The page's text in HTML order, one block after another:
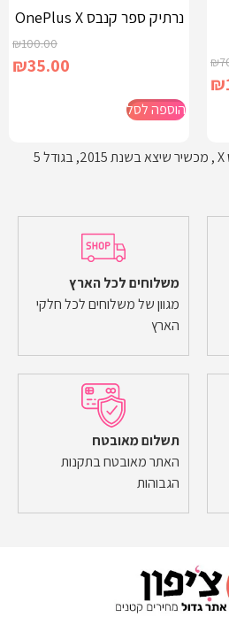
₪
₪
נרתיק ספר קנבס OnePlus X
₪100.00
₪35.00
הוספה לסל
כיסויים ומגנים למכשיר וואן פלוס X , מכשיר שיצא בשנת 2015, בגודל 5
משלוחים לכל הארץ
מגוון של משלוחים לכל חלקי
הארץ
תשלום מאובטח
האתר מאובטח בתקנות
הגבוהות